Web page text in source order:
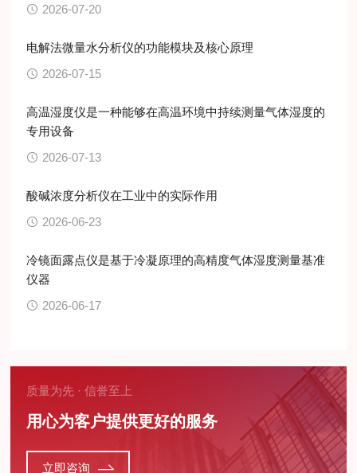
2026-07-20
电解法微量水分析仪的功能模块及核心原理
2026-07-15
高温湿度仪是一种能够在高温环境中持续测量气体湿度的
专用设备
2026-07-13
酸碱浓度分析仪在工业中的实际作用
2026-06-23
冷镜面露点仪是基于冷凝原理的高精度气体湿度测量基准
仪器
2026-06-17
质量为先 · 信誉至上
用心为客户提供更好的服务
立即咨询